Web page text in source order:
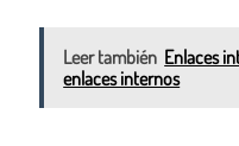
Leer también Enlaces
enlaces internos